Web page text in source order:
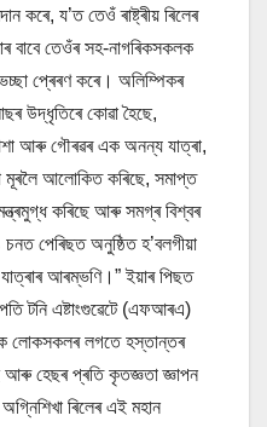
কৰে, য’ত তেওঁ ৰাষ্ট্ৰীয় ৰিলেৰ
বাবে তেওঁৰ সহ-নাগৰিকসকলক
প্ৰেৰণ কৰে। অলিম্পিকৰ
উদ্ধৃতিৰে কোৱা হৈছে,
আৰু গৌৰৱৰ এক অনন্য যাত্ৰা,
মূৰলৈ আলোকিত কৰিছে, সমাপ্ত
কৰিছে আৰু সমগ্ৰ বিশ্বৰ
পেৰিছত অনুষ্ঠিত হ’বলগীয়া
আৰম্ভণি।” ইয়াৰ পিছত
টনি এষ্টাংগুৱেটে (এফআৰএ)
লোকসকলৰ লগতে হস্তান্তৰ
আৰু হেছৰ প্ৰতি কৃতজ্ঞতা জ্ঞাপন
ৰিলেৰ এই মহান